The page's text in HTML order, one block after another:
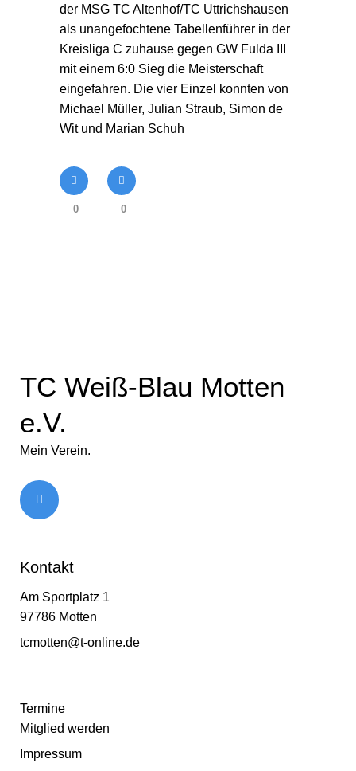
der MSG TC Altenhof/TC Uttrichshausen
als unangefochtene Tabellenführer in der
Kreisliga C zuhause gegen GW Fulda III
mit einem 6:0 Sieg die Meisterschaft
eingefahren. Die vier Einzel konnten von
Michael Müller, Julian Straub, Simon de
Wit und Marian Schuh
0 0
TC Weiß-Blau Motten
e.V.
Mein Verein.
Kontakt
Am Sportplatz 1
97786 Motten
tcmotten@t-online.de
Termine
Mitglied werden
Impressum